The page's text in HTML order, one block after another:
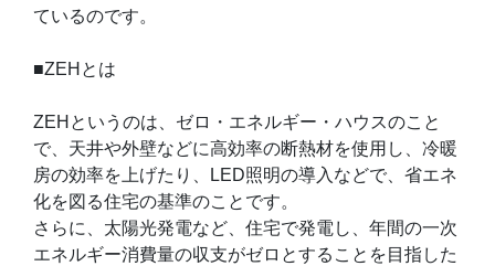
ているのです。
■ZEHとは
ZEHというのは、ゼロ・エネルギー・ハウスのこと
で、天井や外壁などに高効率の断熱材を使用し、冷暖
房の効率を上げたり、LED照明の導入などで、省エネ
化を図る住宅の基準のことです。
さらに、太陽光発電など、住宅で発電し、年間の一次
エネルギー消費量の収支がゼロとすることを目指した